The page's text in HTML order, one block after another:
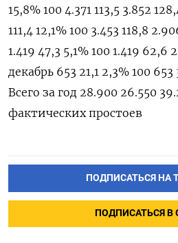
ПОДПИСАТЬСЯ НА
ПОДПИСАТЬСЯ В